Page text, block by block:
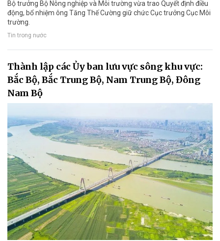
Bộ trưởng Bộ Nông nghiệp và Môi trường vừa trao Quyết định điều
động, bổ nhiệm ông Tăng Thế Cường giữ chức Cục trưởng Cục Môi
trường.
Tin trong nước
Thành lập các Ủy ban lưu vực sông khu vực:
Bắc Bộ, Bắc Trung Bộ, Nam Trung Bộ, Đông
Nam Bộ